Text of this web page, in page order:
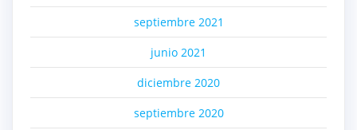
septiembre 2021
junio 2021
diciembre 2020
septiembre 2020